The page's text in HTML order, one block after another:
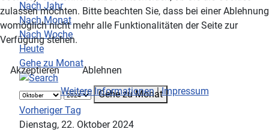
Nach Jahr
Nach Monat
Nach Woche
Heute
Gehe zu Monat
Gehe zu Monat
Vorheriger Tag
Dienstag, 22. Oktober 2024
zulassen möchten. Bitte beachten Sie, dass bei einer Ablehnung
womöglich nicht mehr alle Funktionalitäten der Seite zur
Verfügung stehen.
Akzeptieren
Ablehnen
Weitere Informationen|Impressum